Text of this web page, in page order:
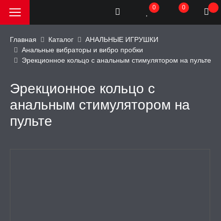
АКЦИИ и
0 0
Главная Каталог
АНАЛЬНЫЕ ИГРУШКИ
Анальные вибраторы и вибро пробки
Эрекционное кольцо с анальным стимулятором на пульте
Эрекционное кольцо с
анальным стимулятором на
пульте